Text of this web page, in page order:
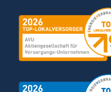
Zertifizierung
Zertifizierung